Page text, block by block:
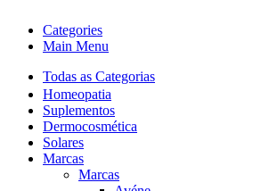
Categories
Main Menu
Todas as Categorias
Homeopatia
Suplementos
Dermocosmética
Solares
Marcas
Marcas